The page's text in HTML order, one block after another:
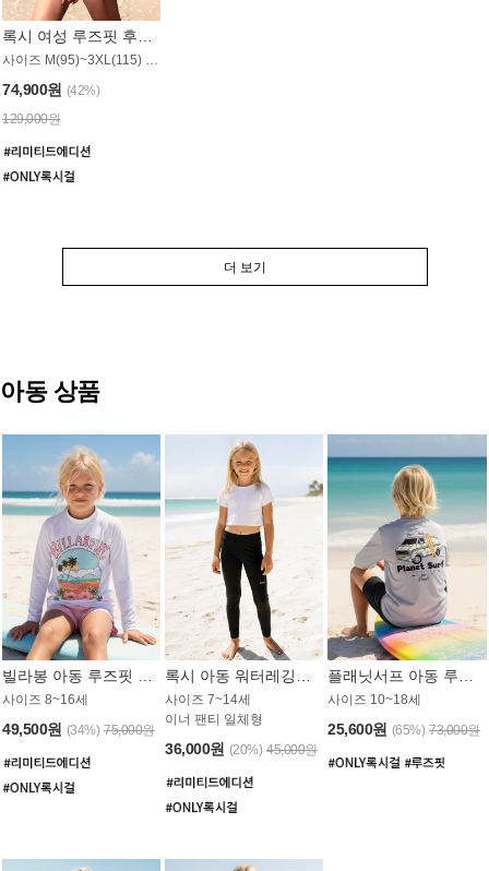
록시 여성 루즈핏 후드 래쉬가드 WT900BRX
사이즈 M(95)~3XL(115) / 롱기장 타입
74,900원 (42%)
129,000원
더 보기
아동 상품
사이즈 8~16세
49,500원 (34%) 75,000원
사이즈 7~14세
이너 팬티 일체형
36,000원 (20%) 45,000원
사이즈 10~18세
25,600원 (65%) 73,000원